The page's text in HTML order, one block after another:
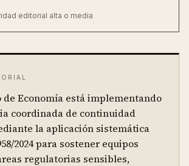
editorial alta o media
Economía está implementando
coordinada de continuidad
la aplicación sistemática
2024 para sostener equipos
regulatorias sensibles,